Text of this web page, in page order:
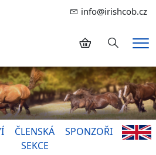
info@irishcob.cz
Hledání
ČLENSKÁ
SEKCE
SPONZOŘI